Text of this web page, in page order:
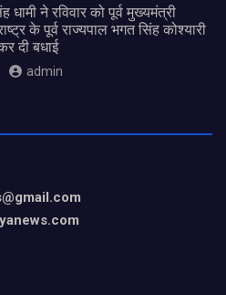
धामी ने रविवार को पूर्व मुख्यमंत्री
के पूर्व राज्यपाल भगत सिंह कोश्यारी
दी बधाई
admin